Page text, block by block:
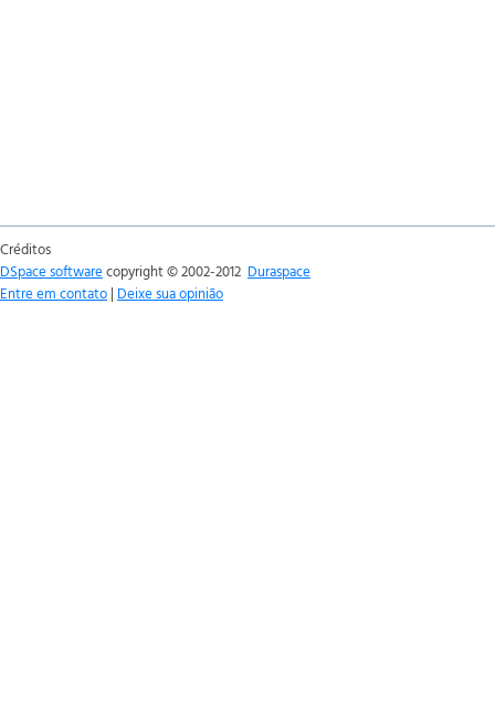
Créditos
DSpace softwarecopyright © 2002-2012 Duraspace
Entre em contato | Deixe sua opinião